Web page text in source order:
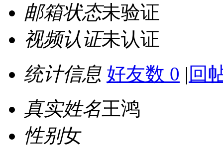
邮箱状态未验证
视频认证未认证
统计信息 好友数 0 | 回
真实姓名王鸿
性别女